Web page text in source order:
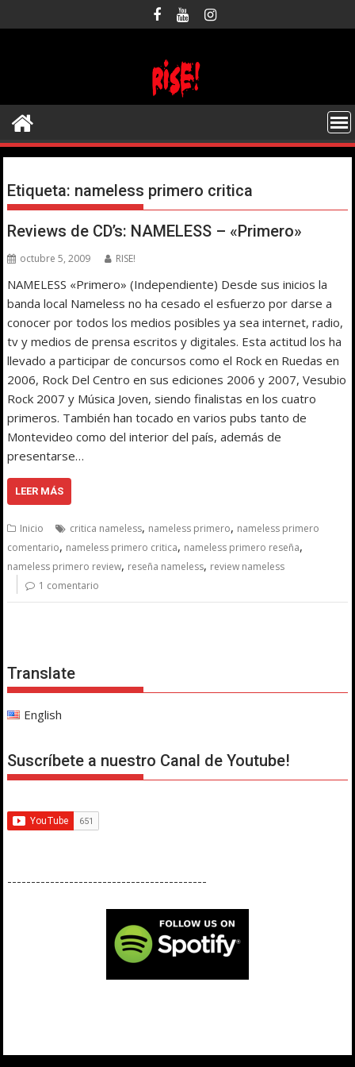
al
Etiqueta: nameless primero critica
Reviews de CD’s: NAMELESS – «Primero»
octubre 5, 2009 RISE!
NAMELESS «Primero» (Independiente) Desde sus inicios la
banda local Nameless no ha cesado el esfuerzo por darse a
conocer por todos los medios posibles ya sea internet, radio,
tv y medios de prensa escritos y digitales. Esta actitud los ha
llevado a participar de concursos como el Rock en Ruedas en
2006, Rock Del Centro en sus ediciones 2006 y 2007, Vesubio
Rock 2007 y Música Joven, siendo finalistas en los cuatro
primeros. También han tocado en varios pubs tanto de
Montevideo como del interior del país, además de
presentarse…
LEER MÁS
Inicio critica nameless, nameless primero, nameless primero
comentario, nameless primero critica, nameless primero reseña,
nameless primero review, reseña nameless, review nameless
1 comentario
Translate
English
Suscríbete a nuestro Canal de Youtube!
------------------------------------------